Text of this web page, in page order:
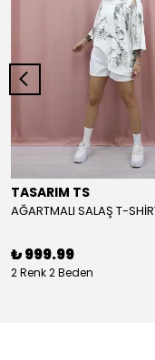
TASARIM TS
₺ 999.99
2 Renk 2 Beden